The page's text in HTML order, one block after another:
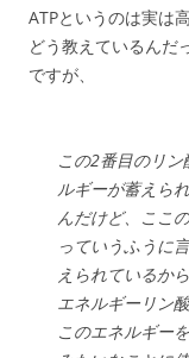
ATPというのは実は
どう教えているんだ
ですが、
この2番目のリ
ルギーが蓄えら
んだけど、ここ
っていうふうに
えられているか
エネルギーリン
このエネルギー